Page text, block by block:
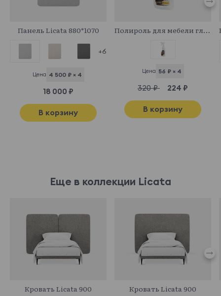
Панель Licata 880*1070
+6
Цена 4 500 ₽ × 4
18 000 ₽
В корзину
Полироль для мебели глянцевый
Цена 56 ₽ × 4
320 ₽ 224 ₽
В корзину
Еще в коллекции Licata
Кровать Licata 900 Кровать Licata 900